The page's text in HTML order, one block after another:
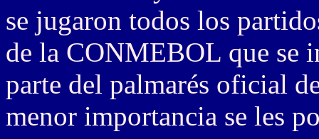
se jugaron todos los
de la CONMEBOL que se
parte del palmarés oficial
menor importancia se les